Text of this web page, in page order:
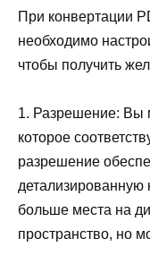
При конвертации
необходимо
чтобы получить
1. Разрешение: Вы
которое
разрешение
детализированную
больше места на
пространство, но